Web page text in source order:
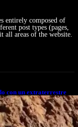
entirely composed of
post types (pages,
all areas of the website.
con un extraterrestre